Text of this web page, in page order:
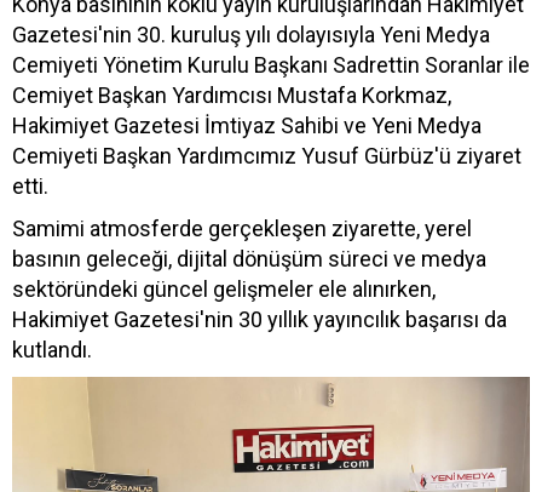
Gazetesi'nin 30. kuruluş yılı dolayısıyla Yeni Medya
Cemiyeti Yönetim Kurulu Başkanı Sadrettin Soranlar ile
Cemiyet Başkan Yardımcısı Mustafa Korkmaz,
Hakimiyet Gazetesi İmtiyaz Sahibi ve Yeni Medya
Cemiyeti Başkan Yardımcımız Yusuf Gürbüz'ü ziyaret
etti.
Samimi atmosferde gerçekleşen ziyarette, yerel
basının geleceği, dijital dönüşüm süreci ve medya
sektöründeki güncel gelişmeler ele alınırken,
Hakimiyet Gazetesi'nin 30 yıllık yayıncılık başarısı da
kutlandı.